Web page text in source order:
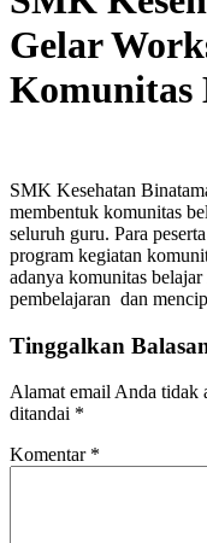
Gelar
Komunitas
SMK Kesehatan
membentuk komunitas
seluruh guru. Para
program kegiatan
adanya komunitas
pembelajaran dan
Tinggalkan
Alamat email Anda tidak
ditandai *
Komentar *